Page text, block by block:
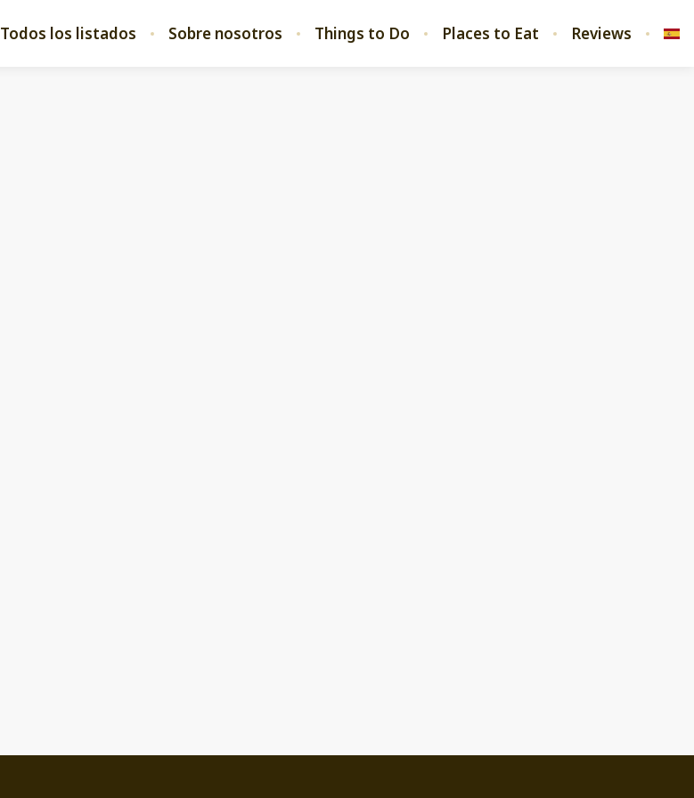
Todos los listados Sobre nosotros Things to Do Places to Eat Reviews